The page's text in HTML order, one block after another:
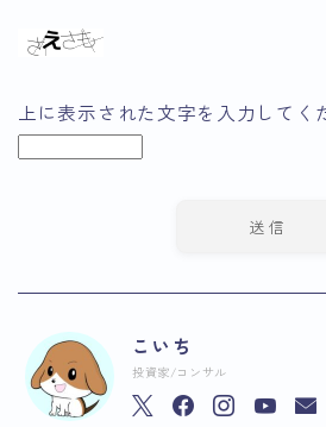
上に表示された文字を入力してく
こいち
投資家/コンサル